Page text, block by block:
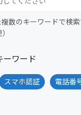
数のキーワードで検
ーワード
スマホ認証 電話番